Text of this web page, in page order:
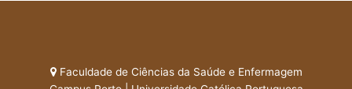
Faculdade de Ciências da Saúde e Enfermagem